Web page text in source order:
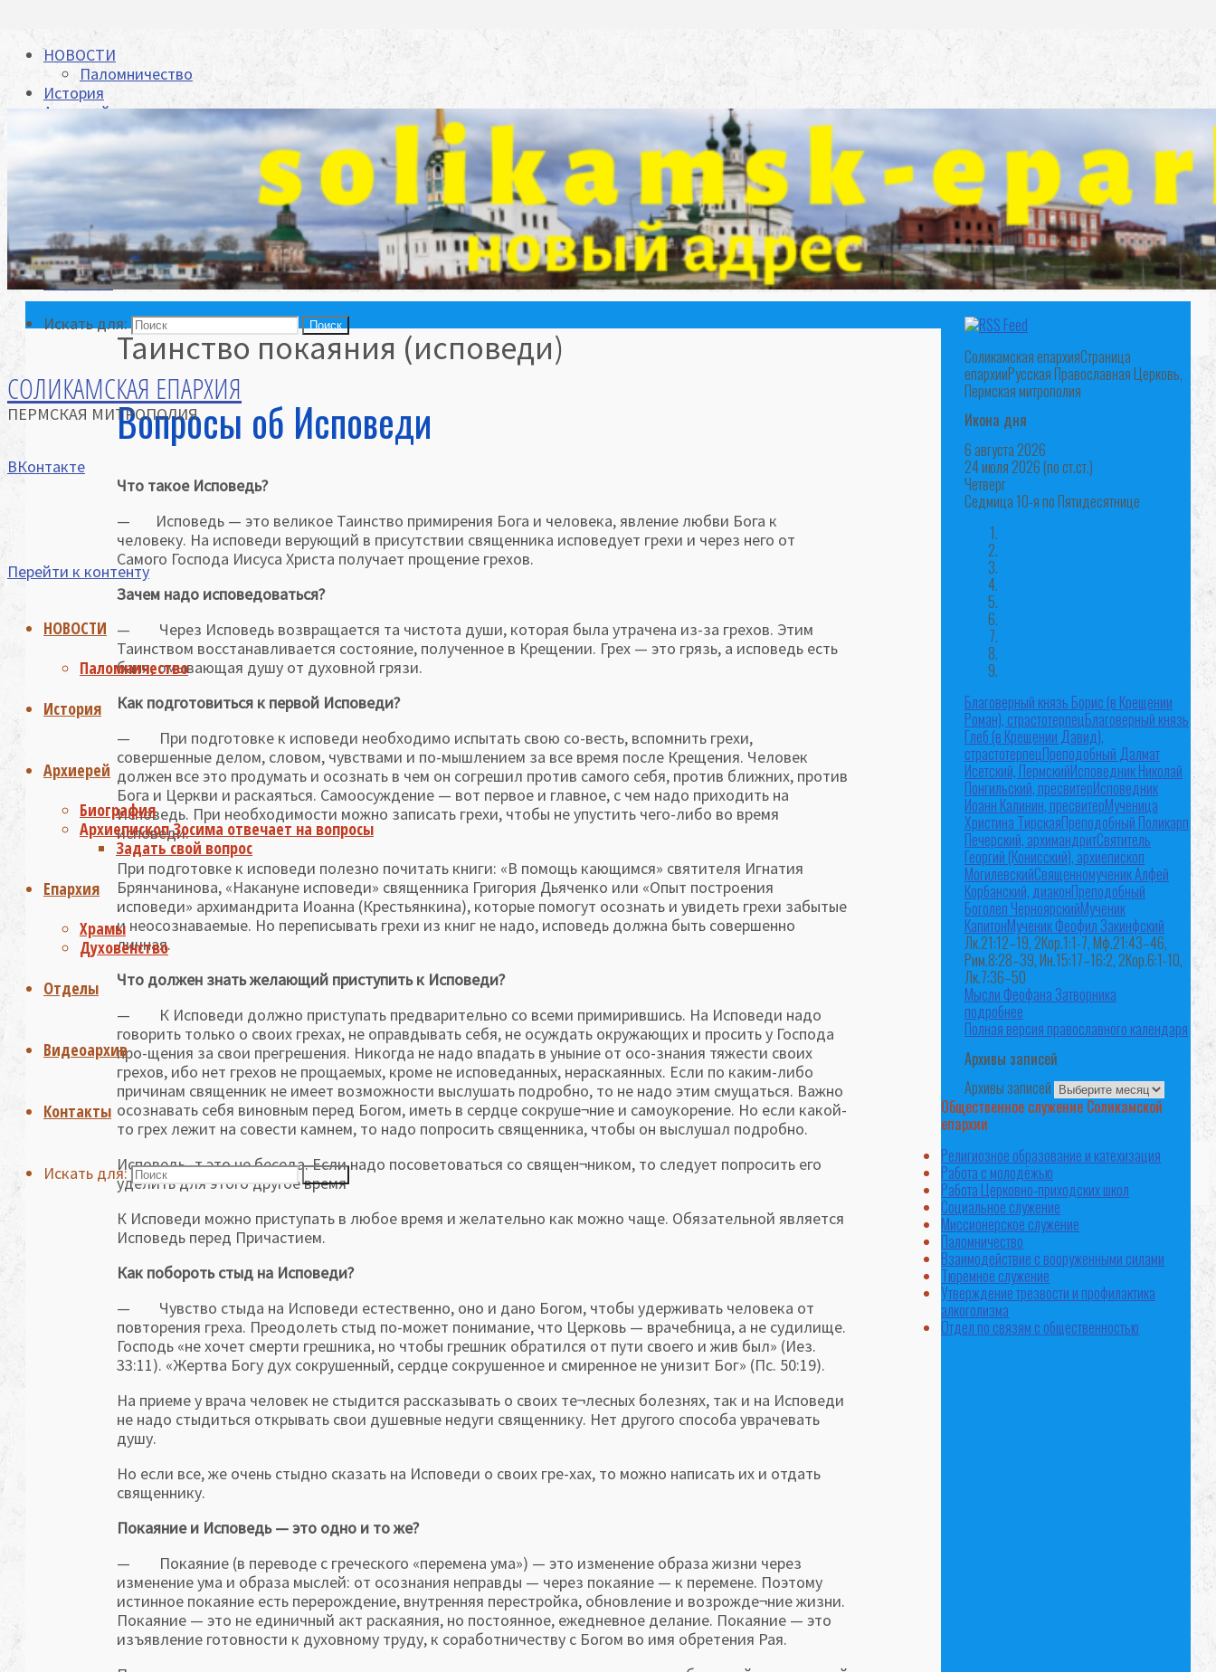
НОВОСТИ
Паломничество
История
Архиерей
Биография
Архиепископ Зосима отвечает на вопросы
Задать свой вопрос
Епархия
Храмы
Духовенство
Отделы
Видеоархив
Контакты
Искать для:
Поиск
СОЛИКАМСКАЯ ЕПАРХИЯ
ПЕРМСКАЯ МИТРОПОЛИЯ
ВКонтакте
Перейти к контенту
НОВОСТИ
Паломничество
История
Архиерей
Биография
Архиепископ Зосима отвечает на вопросы
Задать свой вопрос
Епархия
Храмы
Духовенство
Отделы
Видеоархив
Контакты
Искать для:
Таинство покаяния (исповеди)
Вопросы об Исповеди
Что такое Исповедь?
— Исповедь — это великое Таинство примирения Бога и человека, явление любви Бога к
человеку. На исповеди верующий в присутствии священника исповедует грехи и через него от
Самого Господа Иисуса Христа получает прощение грехов.
Зачем надо исповедоваться?
— Через Исповедь возвращается та чистота души, которая была утрачена из-за грехов. Этим
Таинством восстанавливается состояние, полученное в Крещении. Грех — это грязь, а исповедь есть
баня, омывающая душу от духовной грязи.
Как подготовиться к первой Исповеди?
— При подготовке к исповеди необходимо испытать свою со-весть, вспомнить грехи,
совершенные делом, словом, чувствами и по-мышлением за все время после Крещения. Человек
должен все это продумать и осознать в чем он согрешил против самого себя, против ближних, против
Бога и Церкви и раскаяться. Самоосуждение — вот первое и главное, с чем надо приходить на
Исповедь. При необходимости можно записать грехи, чтобы не упустить чего-либо во время
исповеди.
При подготовке к исповеди полезно почитать книги: «В помощь кающимся» святителя Игнатия
Брянчанинова, «Накануне исповеди» священника Григория Дьяченко или «Опыт построения
исповеди» архимандрита Иоанна (Крестьянкина), которые помогут осознать и увидеть грехи забытые
и неосознаваемые. Но переписывать грехи из книг не надо, исповедь должна быть совершенно
личная.
Что должен знать желающий приступить к Исповеди?
— К Исповеди должно приступать предварительно со всеми примирившись. На Исповеди надо
говорить только о своих грехах, не оправдывать себя, не осуждать окружающих и просить у Господа
про-щения за свои прегрешения. Никогда не надо впадать в уныние от осо-знания тяжести своих
грехов, ибо нет грехов не прощаемых, кроме не исповеданных, нераскаянных. Если по каким-либо
причинам священник не имеет возможности выслушать подробно, то не надо этим смущаться. Важно
осознавать себя виновным перед Богом, иметь в сердце сокруше¬ние и самоукорение. Но если какой-
то грех лежит на совести камнем, то надо попросить священника, чтобы он выслушал подробно.
Исповедь -т это не беседа. Если надо посоветоваться со священ¬ником, то следует попросить его
уделить для этого другое время
К Исповеди можно приступать в любое время и желательно как можно чаще. Обязательной является
Исповедь перед Причастием.
Как побороть стыд на Исповеди?
— Чувство стыда на Исповеди естественно, оно и дано Богом, чтобы удерживать человека от
повторения греха. Преодолеть стыд по-может понимание, что Церковь — врачебница, а не судилище.
Господь «не хочет смерти грешника, но чтобы грешник обратился от пути своего и жив был» (Иез.
33:11). «Жертва Богу дух сокрушенный, сердце сокрушенное и смиренное не унизит Бог» (Пс. 50:19).
На приеме у врача человек не стыдится рассказывать о своих те¬лесных болезнях, так и на Исповеди
не надо стыдиться открывать свои душевные недуги священнику. Нет другого способа уврачевать
душу.
Но если все, же очень стыдно сказать на Исповеди о своих гре-хах, то можно написать их и отдать
священнику.
Покаяние и Исповедь — это одно и то же?
— Покаяние (в переводе с греческого «перемена ума») — это изменение образа жизни через
изменение ума и образа мыслей: от осознания неправды — через покаяние — к перемене. Поэтому
истинное покаяние есть перерождение, внутренняя перестройка, обновление и возрожде¬ние жизни.
Покаяние — это не единичный акт раскаяния, но постоянное, ежедневное делание. Покаяние — это
изъявление готовности к духовному труду, к соработничеству с Богом во имя обретения Рая.
Соликамская епархияСтраница
епархииРусская Православная Церковь,
Пермская митрополия
Икона дня
6 августа 2026
24 июля 2026 (по ст.ст.)
Четверг
Седмица 10-я по Пятидесятнице
Благоверный князь Борис (в Крещении
Роман), страстотерпецБлаговерный князь
Глеб (в Крещении Давид),
страстотерпецПреподобный Далмат
Исетский, ПермскийИсповедник Николай
Понгильский, пресвитерИсповедник
Иоанн Калинин, пресвитерМученица
Христина ТирскаяПреподобный Поликарп
Печерский, архимандритСвятитель
Георгий (Конисский), архиепископ
МогилевскийСвященномученик Алфей
Корбанский, диаконПреподобный
Боголеп ЧерноярскийМученик
КапитонМученик Феофил Закинфский
Лк.21:12–19, 2Кор.1:1-7, Мф.21:43–46,
Рим.8:28–39, Ин.15:17–16:2, 2Кор.6:1-10,
Лк.7:36–50
Мысли Феофана Затворника
подробнее
Полная версия православного календаря
Архивы записей
Архивы записей
Общественное служение Соликамской
епархии
Религиозное образование и катехизация
Работа с молодёжью
Работа Церковно-приходских школ
Социальное служение
Миссионерское служение
Паломничество
Взаимодействие с вооруженными силами
Тюремное служение
Утверждение трезвости и профилактика
алкоголизма
Отдел по связям с общественностью